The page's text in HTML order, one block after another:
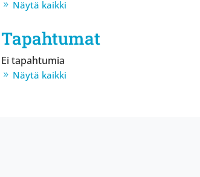
Näytä kaikki
Tapahtumat
Ei tapahtumia
Näytä kaikki